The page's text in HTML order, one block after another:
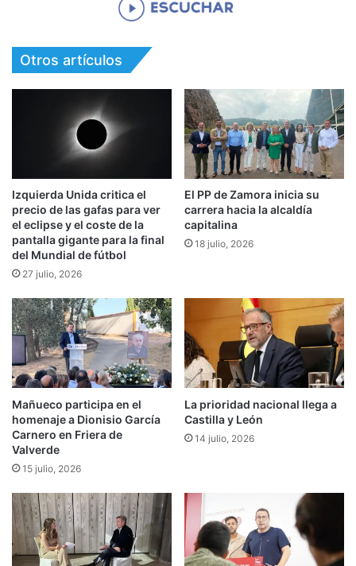
Otros artículos
Izquierda Unida critica el
precio de las gafas para ver
el eclipse y el coste de la
pantalla gigante para la final
del Mundial de fútbol
27 julio, 2026
El PP de Zamora inicia su
carrera hacia la alcaldía
capitalina
18 julio, 2026
Mañueco participa en el
homenaje a Dionisio García
Carnero en Friera de
Valverde
15 julio, 2026
La prioridad nacional llega a
Castilla y León
14 julio, 2026